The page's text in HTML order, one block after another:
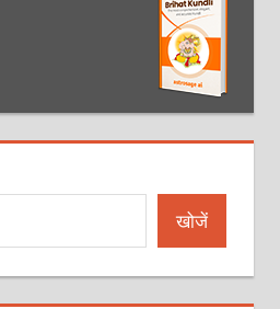
खोजें